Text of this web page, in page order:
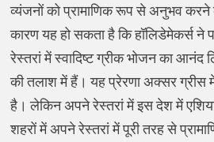
व्यंजनों को प्रामाणिक रूप से अनुभव
कारण यह हो सकता है कि हॉलिडेमेकर्स
रेस्तरां में स्वादिष्ट ग्रीक भोजन का
की तलाश में हैं। यह प्रेरणा अक्सर ग्रीस
है। लेकिन अपने रेस्तरां में इस देश में
शहरों में अपने रेस्तरां में पूरी तरह से